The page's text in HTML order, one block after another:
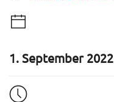
1. September 2022